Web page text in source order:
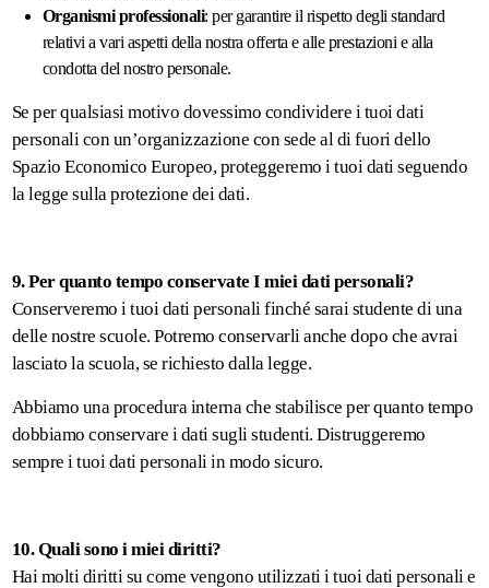
Organismi professionali: per garantire il rispetto degli standard
relativi a vari aspetti della nostra offerta e alle prestazioni e alla
condotta del nostro personale.
Se per qualsiasi motivo dovessimo condividere i tuoi dati
personali con un’organizzazione con sede al di fuori dello
Spazio Economico Europeo, proteggeremo i tuoi dati seguendo
la legge sulla protezione dei dati.
9. Per quanto tempo conservate I miei dati personali?
Conserveremo i tuoi dati personali finché sarai studente di una
delle nostre scuole. Potremo conservarli anche dopo che avrai
lasciato la scuola, se richiesto dalla legge.
Abbiamo una procedura interna che stabilisce per quanto tempo
dobbiamo conservare i dati sugli studenti. Distruggeremo
sempre i tuoi dati personali in modo sicuro.
10. Quali sono i miei diritti?
Hai molti diritti su come vengono utilizzati i tuoi dati personali e